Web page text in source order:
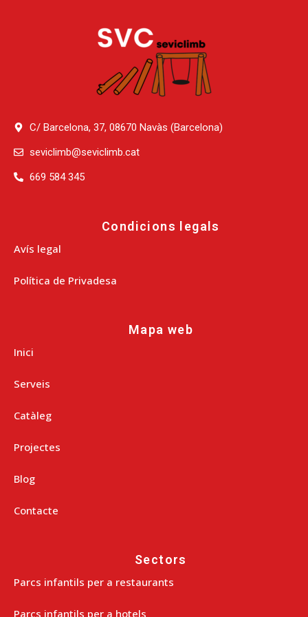
C/ Barcelona, 37, 08670 Navàs (Barcelona)
seviclimb@seviclimb.cat
669 584 345
Condicions legals
Avís legal
Política de Privadesa
Mapa web
Inici
Serveis
Catàleg
Projectes
Blog
Contacte
Sectors
Parcs infantils per a restaurants
Parcs infantils per a hotels